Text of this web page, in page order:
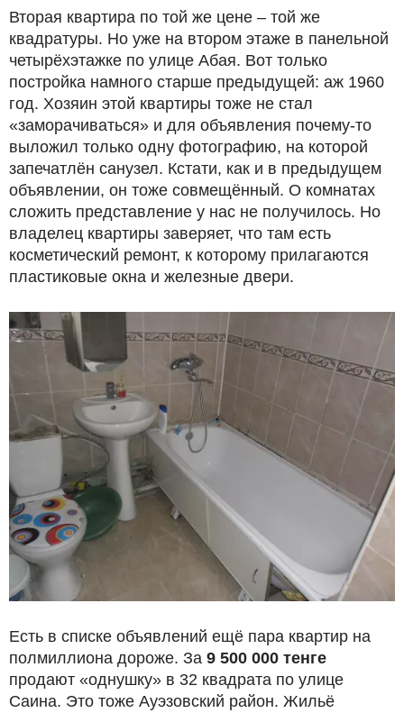
Вторая квартира по той же цене – той же
квадратуры. Но уже на втором этаже в панельной
четырёхэтажке по улице Абая. Вот только
постройка намного старше предыдущей: аж 1960
год. Хозяин этой квартиры тоже не стал
«заморачиваться» и для объявления почему-то
выложил только одну фотографию, на которой
запечатлён санузел. Кстати, как и в предыдущем
объявлении, он тоже совмещённый. О комнатах
сложить представление у нас не получилось. Но
владелец квартиры заверяет, что там есть
косметический ремонт, к которому прилагаются
пластиковые окна и железные двери.
Есть в списке объявлений ещё пара квартир на
полмиллиона дороже. За 9 500 000 тенге
продают «однушку» в 32 квадрата по улице
Саина. Это тоже Ауэзовский район. Жильё